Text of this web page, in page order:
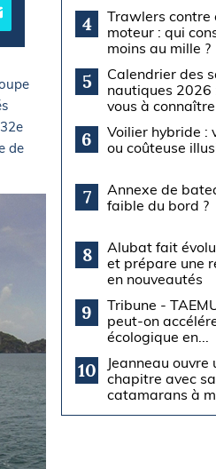
de
4
Trawlers
moteur : qui
moins au mille ?
5
Calendrier des
nautiques 2026
vous à connaître
6
Voilier hybride :
ou coûteuse
7
Annexe de
faible du bord ?
8
Alubat fait
et prépare une
en nouveautés
9
Tribune -
peut-on
écologique en...
10
Jeanneau ouvre
chapitre avec
catamarans à